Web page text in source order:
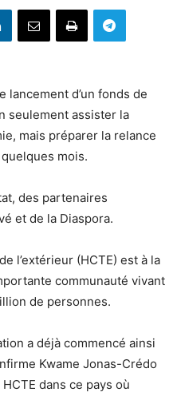
lancement d’un fonds de
seulement assister la
mais préparer la relance
mois.
des partenaires
et de la Diaspora.
l’extérieur (HCTE) est à la
communauté vivant
de personnes.
a déjà commencé ainsi
Kwame Jonas-Crédo
dans ce pays où